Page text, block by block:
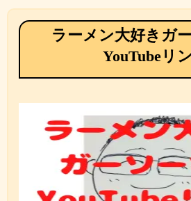
ラーメン大好きガ
YouTubeリ